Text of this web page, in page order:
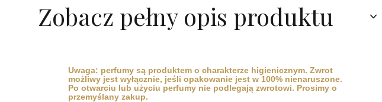
Zobacz pełny opis produktu
Uwaga: perfumy są produktem o charakterze higienicznym. Zwrot
możliwy jest wyłącznie, jeśli opakowanie jest w 100% nienaruszone.
Po otwarciu lub użyciu perfumy nie podlegają zwrotowi. Prosimy o
przemyślany zakup.